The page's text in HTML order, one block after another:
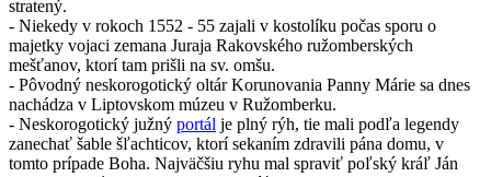
stratený.
- Niekedy v rokoch 1552 - 55 zajali v kostolíku počas sporu o
majetky vojaci zemana Juraja Rakovského ružomberských
mešťanov, ktorí tam prišli na sv. omšu.
- Pôvodný neskorogotický oltár Korunovania Panny Márie sa dnes
nachádza v Liptovskom múzeu v Ružomberku.
- Neskorogotický južný portál je plný rýh, tie mali podľa legendy
zanechať šable šľachticov, ktorí sekaním zdravili pána domu, v
tomto prípade Boha. Najväčšiu ryhu mal spraviť poľský kráľ Ján